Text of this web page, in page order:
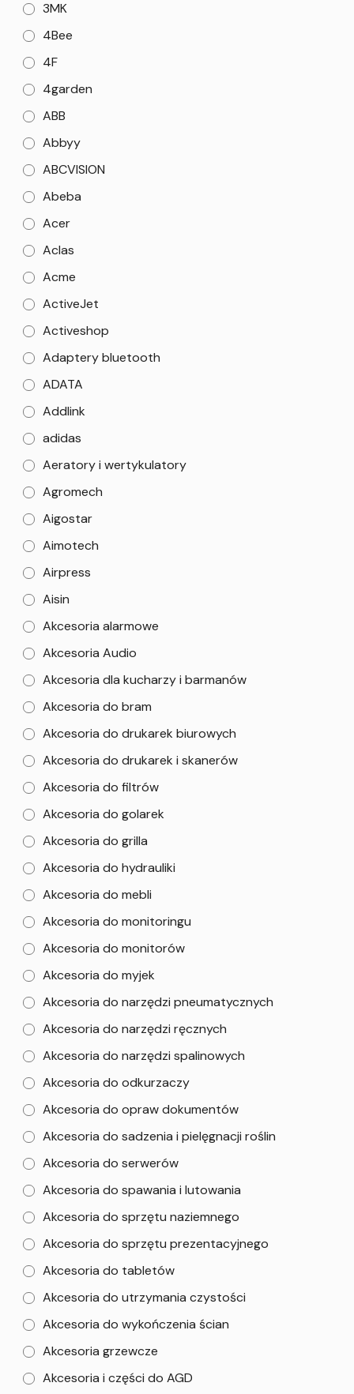
3MK
4Bee
4F
4garden
ABB
Abbyy
ABCVISION
Abeba
Acer
Aclas
Acme
ActiveJet
Activeshop
Adaptery bluetooth
ADATA
Addlink
adidas
Aeratory i wertykulatory
Agromech
Aigostar
Aimotech
Airpress
Aisin
Akcesoria alarmowe
Akcesoria Audio
Akcesoria dla kucharzy i barmanów
Akcesoria do bram
Akcesoria do drukarek biurowych
Akcesoria do drukarek i skanerów
Akcesoria do filtrów
Akcesoria do golarek
Akcesoria do grilla
Akcesoria do hydrauliki
Akcesoria do mebli
Akcesoria do monitoringu
Akcesoria do monitorów
Akcesoria do myjek
Akcesoria do narzędzi pneumatycznych
Akcesoria do narzędzi ręcznych
Akcesoria do narzędzi spalinowych
Akcesoria do odkurzaczy
Akcesoria do opraw dokumentów
Akcesoria do sadzenia i pielęgnacji roślin
Akcesoria do serwerów
Akcesoria do spawania i lutowania
Akcesoria do sprzętu naziemnego
Akcesoria do sprzętu prezentacyjnego
Akcesoria do tabletów
Akcesoria do utrzymania czystości
Akcesoria do wykończenia ścian
Akcesoria grzewcze
Akcesoria i części do AGD